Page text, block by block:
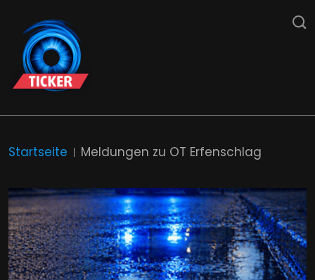
Startseite Meldungen zu OT Erfenschlag